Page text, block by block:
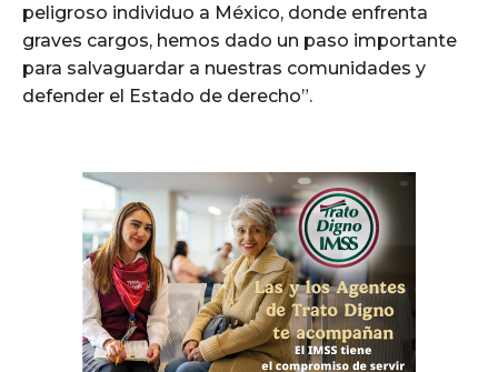
peligroso individuo a México, donde enfrenta
graves cargos, hemos dado un paso importante
para salvaguardar a nuestras comunidades y
defender el Estado de derecho”.